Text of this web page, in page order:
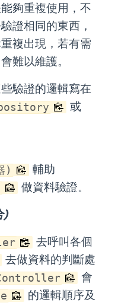
夠重複使用，不
證相同的東西，
複出現，若有需
難以維護。
驗證的邏輯寫在
或
) 輔助
做資料驗證。
)
去呼叫各個
去做資料的判斷處
會
的邏輯順序及